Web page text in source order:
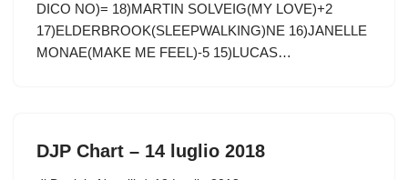
DICO NO)= 18)MARTIN SOLVEIG(MY LOVE)+2
17)ELDERBROOK(SLEEPWALKING)NE 16)JANELLE
MONAE(MAKE ME FEEL)-5 15)LUCAS…
DJP Chart – 14 luglio 2018